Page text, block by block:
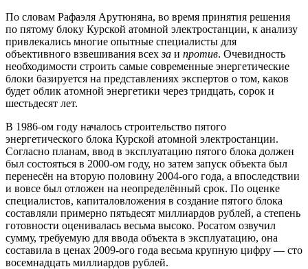
По словам Рафаэля Арутюняна, во время принятия решения
по пятому блоку Курской атомной электростанции, к анализу
привлекались многие опытные специалисты для
объективного взвешивания всехза и против. Очевидность
необходимости строить самые современные энергетические
блоки базируется на представлениях экспертов о том, каков
будет облик атомной энергетики через тридцать, сорок и
шестьдесят лет.
В 1986-ом году началось строительство пятого
энергетического блока Курской атомной электростанции.
Согласно планам, ввод в эксплуатацию пятого блока должен
был состояться в 2000-ом году, но затем запуск объекта был
перенесён на вторую половину 2004-ого года, а впоследствии
и вовсе был отложен на неопределённый срок. По оценке
специалистов, капиталовложения в создание пятого блока
составляли примерно пятьдесят миллиардов рублей, а степень
готовности оценивалась весьма высоко. Росатом озвучил
сумму, требуемую для ввода объекта в эксплуатацию, она
составила в ценах 2009-ого года весьма крупную цифру — сто
восемнадцать миллиардов рублей.